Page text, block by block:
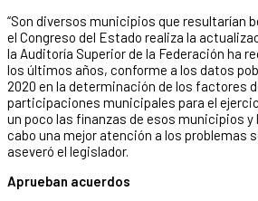
“Son diversos municipios que resultarían
el Congreso del Estado realiza la
la Auditoría Superior de la Federación ha
los últimos años, conforme a los datos
2020 en la determinación de los factores
participaciones municipales para el
un poco las finanzas de esos municipios y
cabo una mejor atención a los problemas
aseveró el legislador.
Aprueban acuerdos